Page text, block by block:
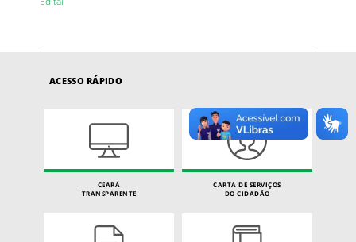
ACESSO RÁPIDO
CEARÁ
TRANSPARENTE
CARTA DE SERVIÇOS
DO CIDADÃO